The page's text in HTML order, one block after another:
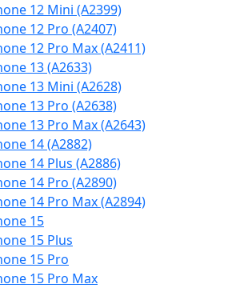
12 Mini (A2399)
12 Pro (A2407)
12 Pro Max (A2411)
13 (A2633)
13 Mini (A2628)
13 Pro (A2638)
13 Pro Max (A2643)
14 (A2882)
14 Plus (A2886)
14 Pro (A2890)
14 Pro Max (A2894)
15
15 Plus
15 Pro
15 Pro Max